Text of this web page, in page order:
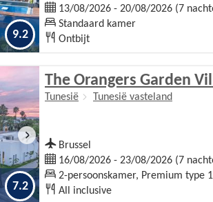
9.2
13/08/2026 - 20/08/2026 (7
Standaard kamer
Ontbijt
7.2
The Orangers Garden
Tunesië Tunesië vasteland
Brussel
16/08/2026 - 23/08/2026 (7
2-persoonskamer, Premium type
All inclusive